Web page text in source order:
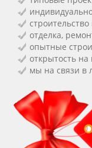
отделка,
опытные
открытость на
мы на связи в